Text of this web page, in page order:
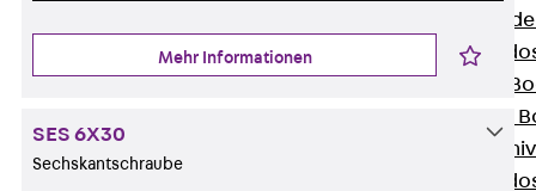
Zubehör für
Nivellierbare
Zubehör für
Mehr Informationen
SES 6X30
Sechskantschraube